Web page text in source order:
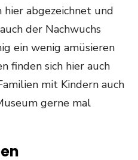
abgezeichnet und
der Nachwuchs
ein wenig amüsieren
finden sich hier auch
mit Kindern auch
gerne mal